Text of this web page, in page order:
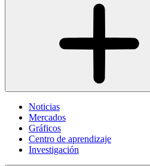
Noticias
Mercados
Gráficos
Centro de aprendizaje
Investigación